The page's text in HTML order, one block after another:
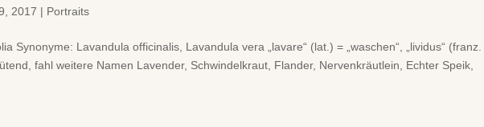
2017 | Portraits
Synonyme: Lavandula officinalis, Lavandula vera „lavare“ (lat.) = „waschen“, „lividus“ (franz.
fahl weitere Namen Lavender, Schwindelkraut, Flander, Nervenkräutlein, Echter Speik,